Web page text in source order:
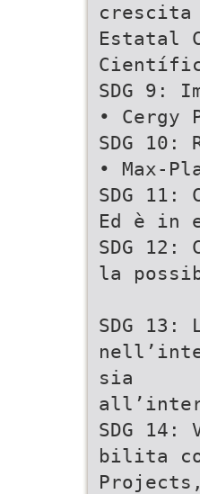
crescita
Estatal
SDG 9:
• Cergy
SDG
• Max-
SDG
Ed è in
SDG 12:
la
SDG
sia
SDG 14:
bilita
Projects,